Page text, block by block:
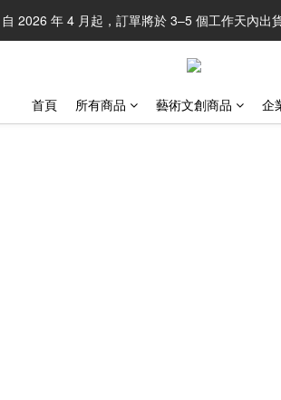
自 2026 年 4 月起，訂單將於 3–5 個工作天內出
首頁 所有商品 藝術文創商品 企